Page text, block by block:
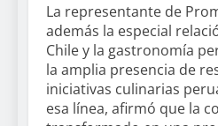
La representante de
además la especial
Chile y la gastronomía
la amplia presencia de
iniciativas culinarias
esa línea, afirmó que la